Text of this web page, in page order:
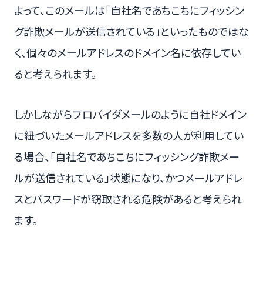
よって、このメールは「自社名であちこちにフィッシン
グ詐欺メールが送信されている」といったものではな
く、個々のメールアドレスのドメイン名に依存してい
ると考えられます。
しかしながらプロバイダメールのように自社ドメイン
に紐づいたメールアドレスを多数の人が利用してい
る場合、「自社名であちこちにフィッシング詐欺メー
ルが送信されている」状態になり、かつメールアドレ
スとパスワードが窃取される危険があると考えられ
ます。